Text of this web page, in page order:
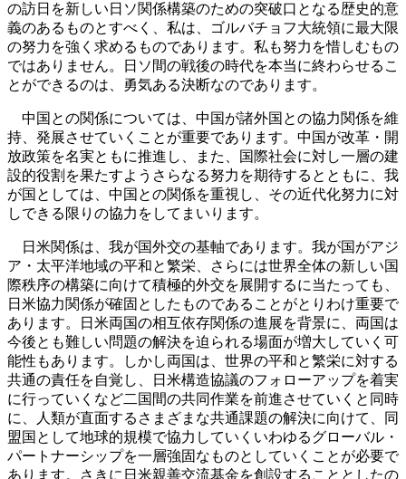
の訪日を新しい日ソ関係構築のための突破口となる歴史的意
義のあるものとすべく、私は、ゴルバチョフ大統領に最大限
の努力を強く求めるものであります。私も努力を惜しむもの
ではありません。日ソ間の戦後の時代を本当に終わらせるこ
とができるのは、勇気ある決断なのであります。
中国との関係については、中国が諸外国との協力関係を維
持、発展させていくことが重要であります。中国が改革・開
放政策を名実ともに推進し、また、国際社会に対し一層の建
設的役割を果たすようさらなる努力を期待するとともに、我
が国としては、中国との関係を重視し、その近代化努力に対
しできる限りの協力をしてまいります。
日米関係は、我が国外交の基軸であります。我が国がアジ
ア・太平洋地域の平和と繁栄、さらには世界全体の新しい国
際秩序の構築に向けて積極的外交を展開するに当たっても、
日米協力関係が確固としたものであることがとりわけ重要で
あります。日米両国の相互依存関係の進展を背景に、両国は
今後とも難しい問題の解決を迫られる場面が増大していく可
能性もあります。しかし両国は、世界の平和と繁栄に対する
共通の責任を自覚し、日米構造協議のフォローアップを着実
に行っていくなど二国間の共同作業を前進させていくと同時
に、人類が直面するさまざまな共通課題の解決に向けて、同
盟国として地球的規模で協力していくいわゆるグローバル・
パートナーシップを一層強固なものとしていくことが必要で
あります。さきに日米親善交流基金を創設することとしたの